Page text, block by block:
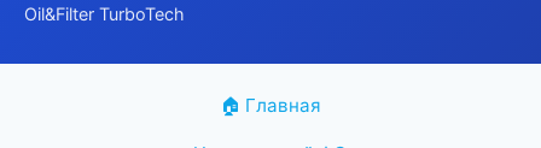
Oil&Filter TurboTech
🏠 Главная